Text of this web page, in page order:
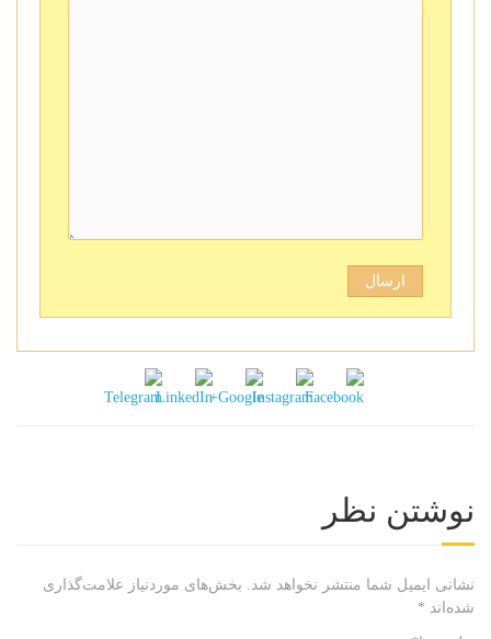
نوشتن نظر
نشانی ایمیل شما منتشر نخواهد شد. بخش‌های موردنیاز علامت‌گذاری
شده‌اند *